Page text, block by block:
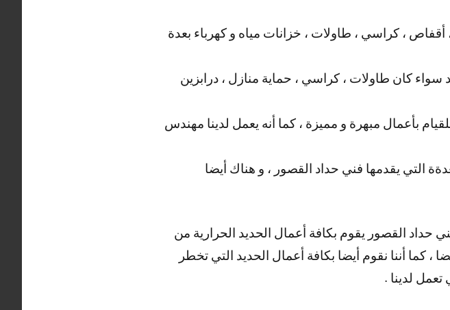
، كراسي ، طاولات ، خزانات مياه و كهرباء بعدة
سواء كان طاولات ، كراسي ، حماية منازل ، درابزين
بأعمال مبهرة و مميزة ، كما أنه يعمل لدينا مهندس
التي يقدمها فني حداد القصور ، و هناك أيضا
حداد القصور يقوم بكافة أعمال الحديد الحرارية من
، كما أننا نقوم أيضا بكافة أعمال الحديد التي تخطر
تعمل لدينا .